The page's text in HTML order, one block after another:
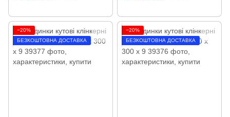
−20%
БЕЗКОШТОВНА ДОСТАВКА
−20%
БЕЗКОШТОВНА ДОСТАВКА